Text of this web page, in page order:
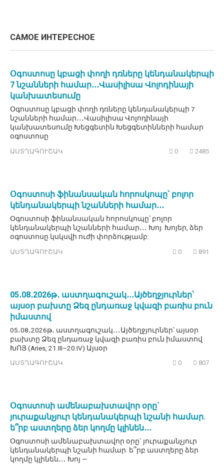
САМОЕ ИНТЕРЕСНОЕ
Օգոստոսը կբացի փողի դռները կենդանակերպի
7 նշանների համար․․․Վասիլիսա Վոլոդինայի
կանխատեսումը
Օգոստոսը կբացի փողի դռները կենդանակերպի 7
նշանների համար․․․Վասիլիսա Վոլոդինայի
կանխատեսումը Խեցգետին Խեցգետինների համար
օգոստոսը
ԱՍՏՂԱԳՈՒՇԱԿ 0 2485
Օգոստոսի ֆինանսական հորոսկոպը՝ բոլոր
կենդանակերպի նշանների համար․․․
Օգոստոսի ֆինանսական հորոսկոպը՝ բոլոր
կենդանակերպի նշանների համար․․․ Խոյ. Խոյեր, ձեր
օգոստոսը կսկսվի ուժի փորձությամբ:
ԱՍՏՂԱԳՈՒՇԱԿ 0 891
05․08․2026թ․ աստղագուշակ․․․Այծեղջյուրներ՝
այսօր բախտը Ձեզ ընդառաջ կվազի բառիս բուն
իմաստով
05․08․2026թ․ աստղագուշակ․․․Այծեղջյուրներ՝ այսօր
բախտը Ձեզ ընդառաջ կվազի բառիս բուն իմաստով
ԽՈՅ (Aries, 21.III–20.IV) Այսօր
ԱՍՏՂԱԳՈՒՇԱԿ 0 807
Օգոստոսի ամենաբախտավոր օրը`
յուրաքանչյուր կենդանակերպի նշանի համար.
ե՞րբ աստղերը ձեր կողմը կլինեն․․․
Օգոստոսի ամենաբախտավոր օրը` յուրաքանչյուր
կենդանակերպի նշանի համար. ե՞րբ աստղերը ձեր
կողմը կլինեն․․․ Խոյ —